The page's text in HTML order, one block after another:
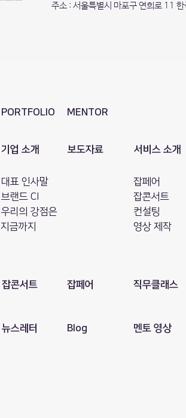
주소 : 서울특별시 마포구 연희로 11
PORTFOLIO MENTOR
기업 소개 보도자료 서비스 소개
대표 인사말
브랜드 CI
​우리의 강점은
지금까지
잡페어
잡콘서트
컨설팅
영상 제작
​잡콘서트 잡페어 직무클래스
뉴스레터 Blog ​멘토 영상